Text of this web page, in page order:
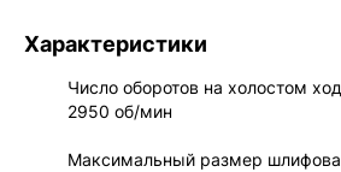
Характеристики
Число оборотов на холостом
2950 об/мин
Максимальный размер